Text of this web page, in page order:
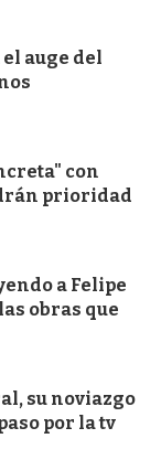
auge del
con
prioridad
a Felipe
obras que
su noviazgo
por la tv